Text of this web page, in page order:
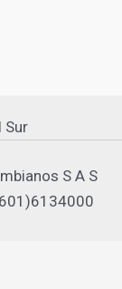
Sur
S A S